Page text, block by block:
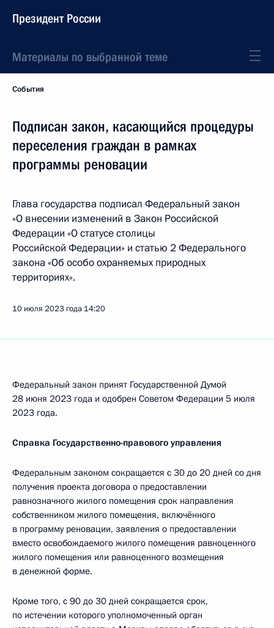
Президент России
Материалы по выбранной теме
События
Подписан закон, касающийся процедуры
переселения граждан в рамках
программы реновации
Глава государства подписал Федеральный закон
«О внесении изменений в Закон Российской
Федерации «О статусе столицы
Российской Федерации» и статью 2 Федерального
закона «Об особо охраняемых природных
территориях».
10 июля 2023 года 14:20
Федеральный закон принят Государственной Думой
28 июня 2023 года и одобрен Советом Федерации 5 июля
2023 года.
Справка Государственно-правового управления
Федеральным законом сокращается с 30 до 20 дней со дня
получения проекта договора о предоставлении
равнозначного жилого помещения срок направления
собственником жилого помещения, включённого
в программу реновации, заявления о предоставлении
вместо освобождаемого жилого помещения равноценного
жилого помещения или равноценного возмещения
в денежной форме.
Кроме того, с 90 до 30 дней сокращается срок,
по истечении которого уполномоченный орган